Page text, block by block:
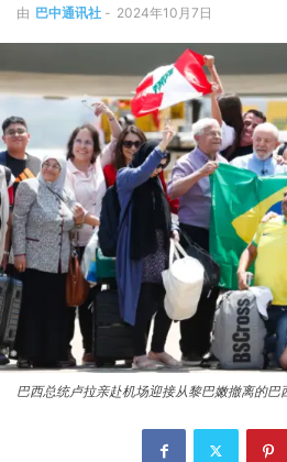
由 巴中通讯社 - 2024年10月7日
巴西总统卢拉亲赴机场迎接从黎巴嫩撤离的巴